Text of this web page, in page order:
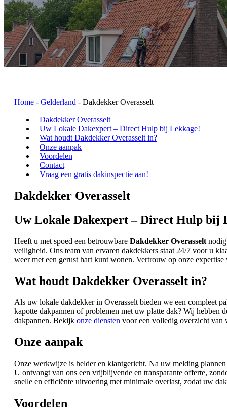
Home - Gelderland - Dakdekker Overasselt
Dakdekker Overasselt
Uw Lokale Dakexpert – Direct Hulp bij Lekkage!
Wat houdt Dakdekker Overasselt in?
Onze aanpak
Voordelen
Contact
Vraag een gratis dakinspectie aan!
Dakdekker Overasselt
Uw Lokale Dakexpert – Direct Hulp bij
Heeft u met spoed een betrouwbare Dakdekker Overasselt
veiligheid. Ons team van ervaren dakdekkers staat 24/7 voor u
weer met een gerust hart kunt wonen. Vertrouw op onze
Wat houdt Dakdekker Overasselt in?
Als uw lokale dakdekker in Overasselt bieden we een compleet
kapotte dakpannen of problemen met uw platte dak? Wij hebben
dakpannen. Bekijk onze diensten voor een volledig overzicht van
Onze aanpak
Onze werkwijze is helder en klantgericht. Na uw melding
U ontvangt van ons een vrijblijvende en transparante offerte,
snelle en efficiënte uitvoering met minimale overlast, zodat uw
Voordelen